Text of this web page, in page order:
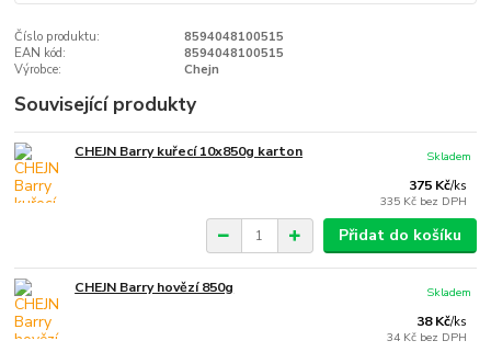
Číslo produktu:
8594048100515
EAN kód:
8594048100515
Výrobce:
Chejn
Související produkty
CHEJN Barry kuřecí 10x850g karton
375 Kč/ks
335 Kč bez DPH
Skladem
Přidat do košíku
CHEJN Barry hovězí 850g
38 Kč/ks
34 Kč bez DPH
Skladem